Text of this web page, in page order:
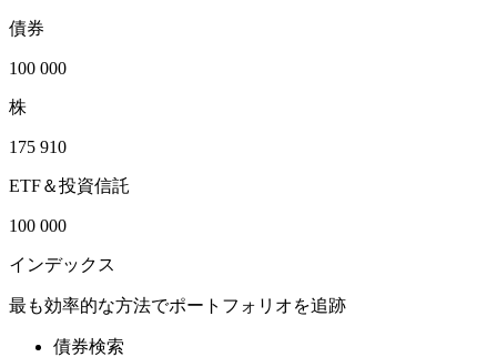
債券
100 000
株
175 910
ETF＆投資信託
100 000
インデックス
最も効率的な方法でポートフォリオを追跡
債券検索